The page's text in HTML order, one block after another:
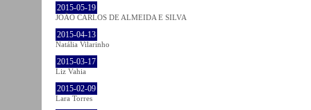
2015-05-19
JOÃO CARLOS DE ALMEIDA E SILVA
2015-04-13
Natália Vilarinho
2015-03-17
Liz Vahia
2015-02-09
Lara Torres